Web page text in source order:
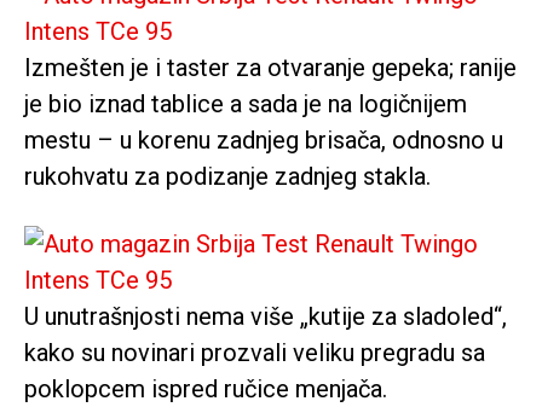
Izmešten je i taster za otvaranje gepeka; ranije
je bio iznad tablice a sada je na logičnijem
mestu – u korenu zadnjeg brisača, odnosno u
rukohvatu za podizanje zadnjeg stakla.
U unutrašnjosti nema više „kutije za sladoled“,
kako su novinari prozvali veliku pregradu sa
poklopcem ispred ručice menjača.